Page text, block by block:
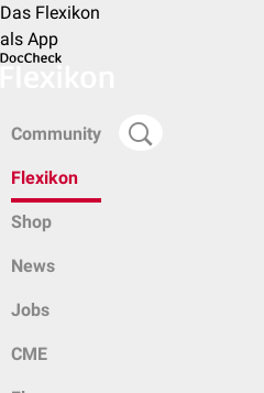
Das Flexikon
als App
Community
Flexikon
Shop
News
Jobs
CME